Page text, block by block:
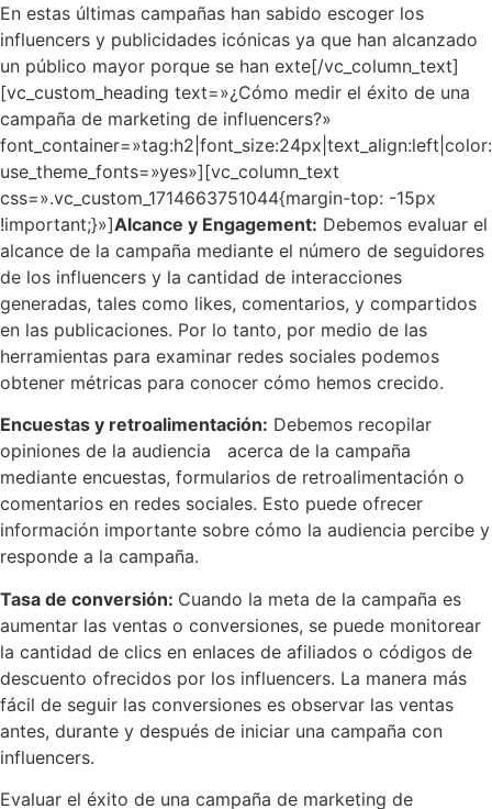
En estas últimas campañas han sabido escoger los
influencers y publicidades icónicas ya que han alcanzado
un público mayor porque se han exte[/vc_column_text]
[vc_custom_heading text=»¿Cómo medir el éxito de una
campaña de marketing de influencers?»
use_theme_fonts=»yes»][vc_column_text
css=».vc_custom_1714663751044{margin-top: -15px
!important;}»]Alcance y Engagement: Debemos evaluar el
alcance de la campaña mediante el número de seguidores
de los influencers y la cantidad de interacciones
generadas, tales como likes, comentarios, y compartidos
en las publicaciones. Por lo tanto, por medio de las
herramientas para examinar redes sociales podemos
obtener métricas para conocer cómo hemos crecido.
Encuestas y retroalimentación: Debemos recopilar
opiniones de la audiencia acerca de la campaña
mediante encuestas, formularios de retroalimentación o
comentarios en redes sociales. Esto puede ofrecer
información importante sobre cómo la audiencia percibe y
responde a la campaña.
Tasa de conversión: Cuando la meta de la campaña es
aumentar las ventas o conversiones, se puede monitorear
la cantidad de clics en enlaces de afiliados o códigos de
descuento ofrecidos por los influencers. La manera más
fácil de seguir las conversiones es observar las ventas
antes, durante y después de iniciar una campaña con
influencers.
Evaluar el éxito de una campaña de marketing de